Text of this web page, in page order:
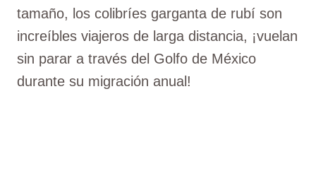
tamaño, los colibríes garganta de rubí son
increíbles viajeros de larga distancia, ¡vuelan
sin parar a través del Golfo de México
durante su migración anual!